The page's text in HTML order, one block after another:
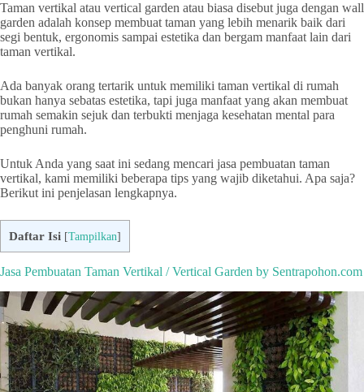
Taman vertikal atau vertical garden atau biasa disebut juga dengan wall
garden adalah konsep membuat taman yang lebih menarik baik dari
segi bentuk, ergonomis sampai estetika dan bergam manfaat lain dari
taman vertikal.
Ada banyak orang tertarik untuk memiliki taman vertikal di rumah
bukan hanya sebatas estetika, tapi juga manfaat yang akan membuat
rumah semakin sejuk dan terbukti menjaga kesehatan mental para
penghuni rumah.
Untuk Anda yang saat ini sedang mencari jasa pembuatan taman
vertikal, kami memiliki beberapa tips yang wajib diketahui. Apa saja?
Berikut ini penjelasan lengkapnya.
Daftar Isi [Tampilkan]
Jasa Pembuatan Taman Vertikal / Vertical Garden by Sentrapohon.com